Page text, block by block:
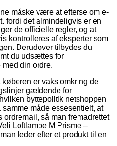
måske være at efterse om e-
fordi det almindeligvis er en
de officielle regler, og at
kontrolleres af eksperter som
Derudover tilbydes du
du udsættes for
din ordre.
er vaks omkring de
gældende for
byttepolitik netshoppen
samme måde essesentielt, at
ordremail, så man fremadrettet
Loftlampe M Prisme –
leder efter et produkt til en